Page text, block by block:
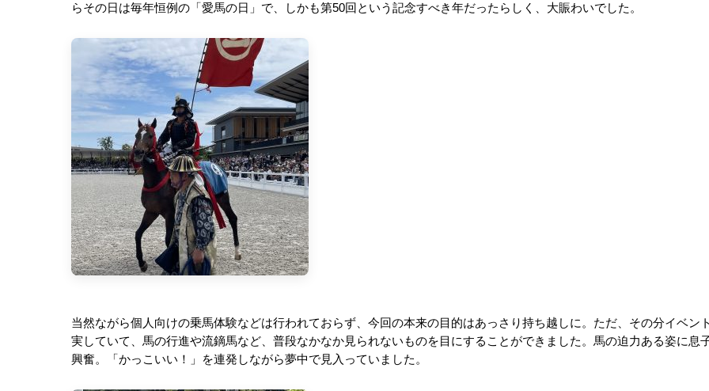
らその日は毎年恒例の「愛馬の日」で、しかも第50回という記念すべき年だったらしく、大賑わいでした。
当然ながら個人向けの乗馬体験などは行われておらず、今回の本来の目的はあっさり持ち越しに。ただ、その分イベン
実していて、馬の行進や流鏑馬など、普段なかなか見られないものを目にすることができました。馬の迫力ある姿に息
興奮。「かっこいい！」を連発しながら夢中で見入っていました。